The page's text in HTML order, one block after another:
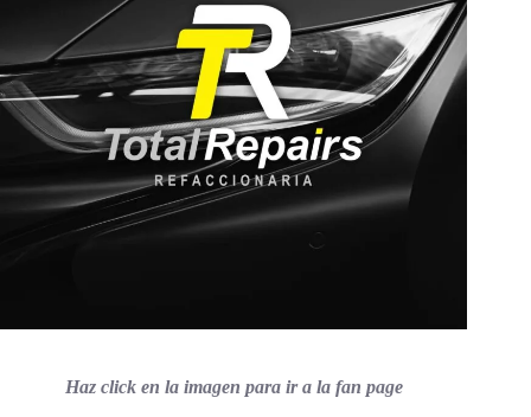
Haz click en la imagen para ir a la fan page